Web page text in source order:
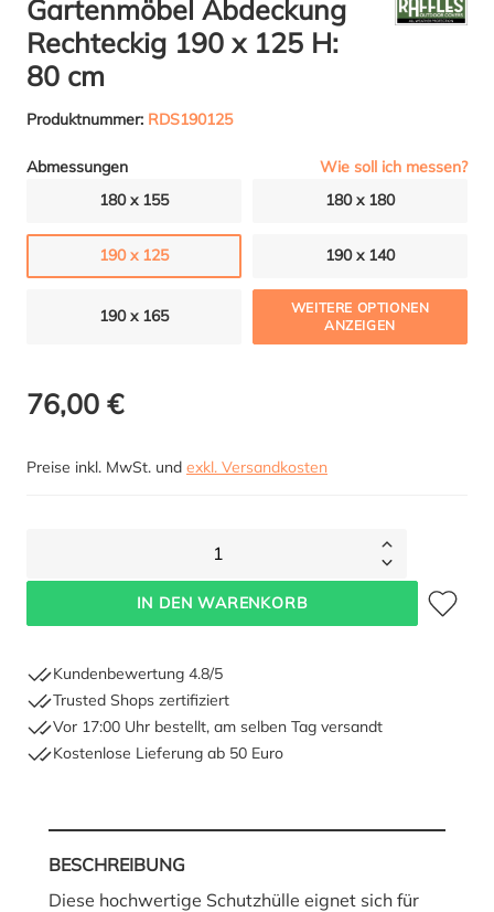
Gartenmöbel Abdeckung
Rechteckig 190 x 125 H:
80 cm
Produktnummer: RDS190125
Abmessungen
Wie soll ich messen?
180 x 155
180 x 180
190 x 125 190 x 140
190 x 165
WEITERE OPTIONEN
ANZEIGEN
76,00 €
Preise inkl. MwSt. und exkl. Versandkosten
1
IN DEN WARENKORB
Zum
Kundenbewertung 4.8/5
Trusted Shops zertifiziert
Vor 17:00 Uhr bestellt, am selben Tag versandt
Kostenlose Lieferung ab 50 Euro
BESCHREIBUNG
Diese hochwertige Schutzhülle eignet sich für